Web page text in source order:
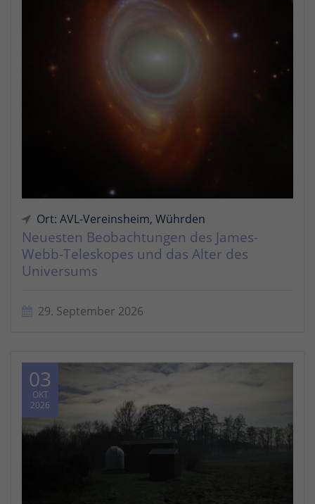
Ort: AVL-Vereinsheim, Wührden
Neuesten Beobachtungen des James-
Webb-Teleskopes und das Alter des
Universums
29. September 2026
03
OKT
2026